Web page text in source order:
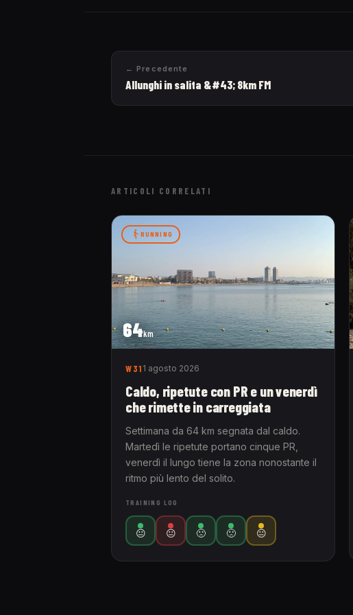
← Precedente
Allunghi in salita &#43; 8km FM
ARTICOLI CORRELATI
64km
RUNNING
W31 1 agosto 2026
Caldo, ripetute con PR e un venerdì
che rimette in carreggiata
Settimana da 64 km segnata dal caldo.
Martedì le ripetute portano cinque PR,
venerdì il lungo tiene la zona nonostante il
ritmo più lento del solito.
TRAINING LOG
😐 😐 🙁 🙁 😐